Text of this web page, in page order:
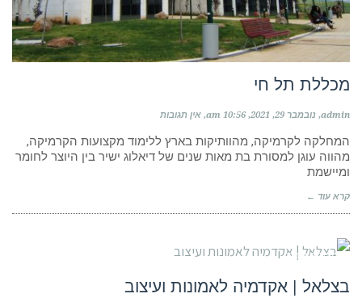
מכללת תל חי
admin נובמבר 29, 2021 10:56 am אין תגובות
המחלקה לקרמיקה, מהוותיקות בארץ ללימוד מקצועות הקרמיקה,
מהווה עוגן למסורת בת מאות שנים של דיאלוג ישיר בין היוצר לחומר
ומיישמת
קרא עוד ←
מוסדות לימוד
בצלאל | אקדמיה לאמונות ועיצוב